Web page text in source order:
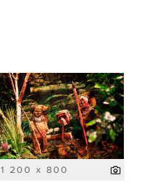
1 200 x 800